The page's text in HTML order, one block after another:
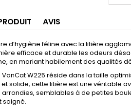
AVIS
d’hygiène féline avec la litière
efficace et durable les odeurs
en mariant habilement des qualités
VanCat W225 réside dans la taille
solide, cette litière est une véritable
semblables à de petites
soigné.